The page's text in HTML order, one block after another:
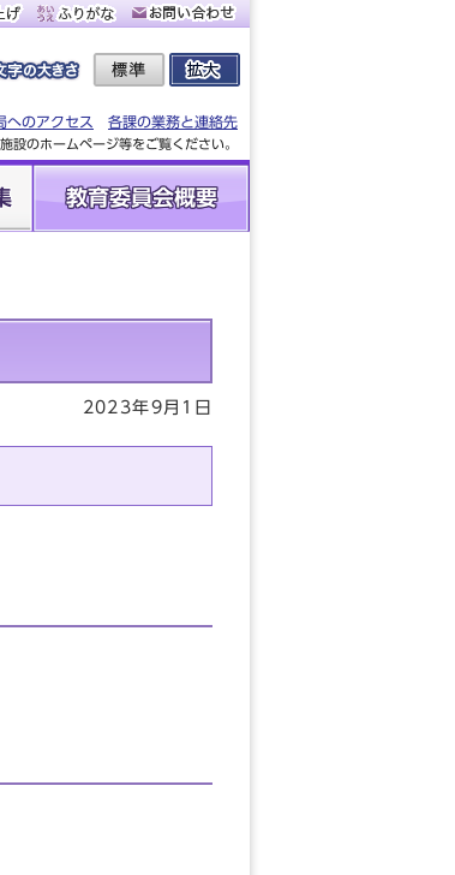
へのアクセス
各課の業務と連絡先
のホームページ等をご覧ください。
教育委員会概要
2023年9月1日